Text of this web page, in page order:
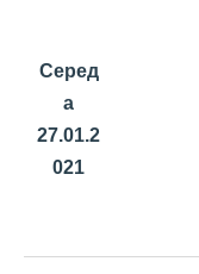
Серед
а
27.01.2
021